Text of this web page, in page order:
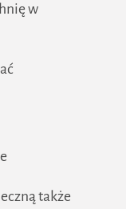
w
także